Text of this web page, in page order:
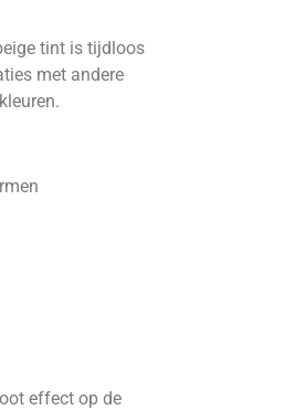
tint is tijdloos
met andere
effect op de